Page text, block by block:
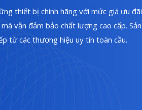
thiết bị chính hãng với mức giá ưu đãi
vẫn đảm bảo chất lượng cao cấp. Sản
từ các thương hiệu uy tín toàn cầu.